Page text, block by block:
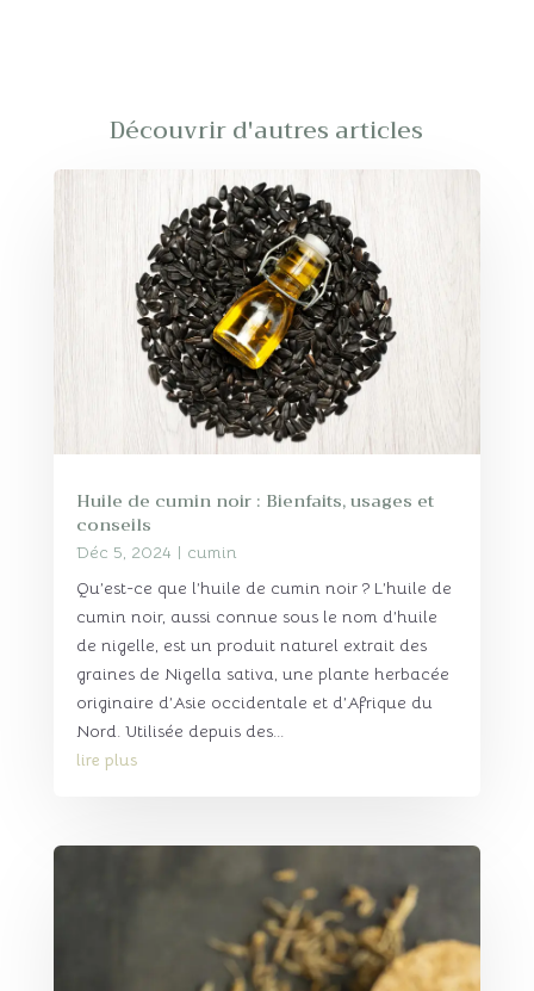
Découvrir d'autres articles
Huile de cumin noir : Bienfaits, usages et
conseils
Déc 5, 2024 | cumin
Qu’est-ce que l’huile de cumin noir ? L’huile de
cumin noir, aussi connue sous le nom d’huile
de nigelle, est un produit naturel extrait des
graines de Nigella sativa, une plante herbacée
originaire d’Asie occidentale et d’Afrique du
Nord. Utilisée depuis des...
lire plus